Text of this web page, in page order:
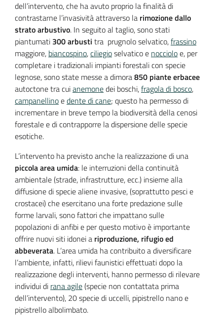
dell’intervento, che ha avuto proprio la finalità di
contrastarne l’invasività attraverso la rimozione dallo
strato arbustivo. In seguito al taglio, sono stati
piantumati 300 arbusti tra prugnolo selvatico,frassino
maggiore, biancospino,ciliegioselvatico e noccioloe, per
completare i tradizionali impianti forestali con specie
legnose, sono state messe a dimora850 piante erbacee
autoctone tra cuianemonedei boschi,fragola di bosco,
campanellinoedente di cane; questo ha permesso di
incrementare in breve tempo la biodiversità della cenosi
forestale e di contrapporre la dispersione delle specie
esotiche.
L’intervento ha previsto anche la realizzazione di una
piccola area umida: le interruzioni della continuità
ambientale (strade, infrastrutture, ecc.) insieme alla
diffusione di specie aliene invasive, (soprattutto pesci e
crostacei) che esercitano una forte predazione sulle
forme larvali, sono fattori che impattano sulle
popolazioni di anfibi e per questo motivo è importante
offrire nuovi siti idonei a riproduzione, rifugio ed
abbeverata. L’area umida ha contribuito a diversificare
l’ambiente, infatti, rilievi faunistici effettuati dopo la
realizzazione degli interventi, hanno permesso di rilevare
individui di rana agile(specie non contattata prima
dell’intervento), 20 specie di uccelli, pipistrello nano e
pipistrello albolimbato.